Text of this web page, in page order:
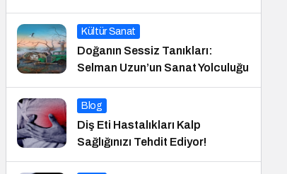
Noktaları
Kültür Sanat
Doğanın Sessiz Tanıkları:
Selman Uzun’un Sanat Yolculuğu
Blog
Diş Eti Hastalıkları Kalp
Sağlığınızı Tehdit Ediyor!